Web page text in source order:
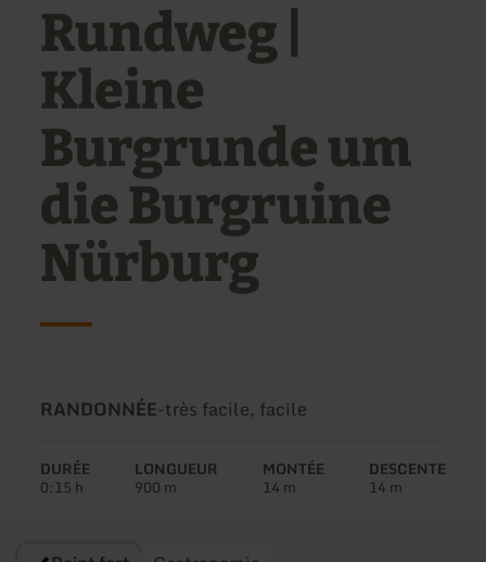
Rundweg |
Kleine
Burgrunde um
die Burgruine
Nürburg
Type
circuit:
RANDONNÉE-Difficulté:
très facile, facile
DURÉE
0:15 h
LONGUEUR
900 m
MONTÉE
14 m
DESCENTE
14 m